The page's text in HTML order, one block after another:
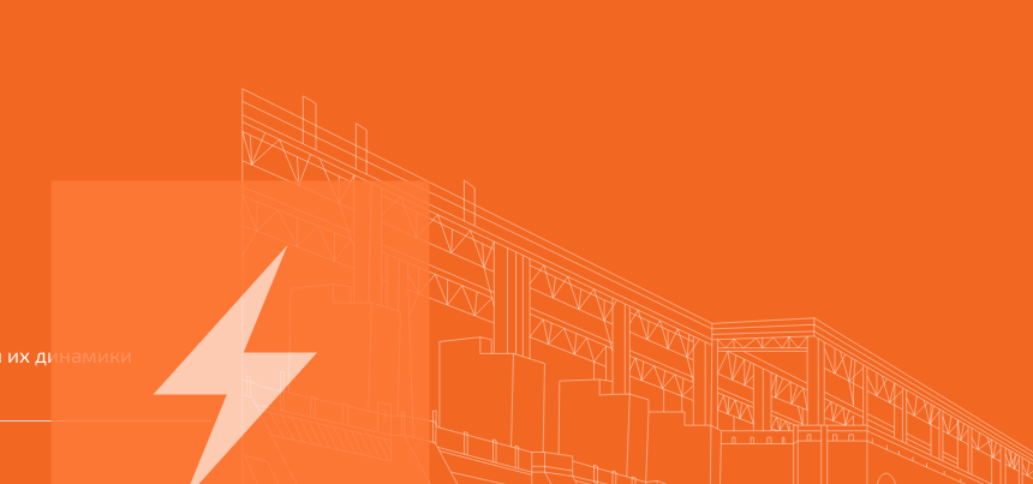
их динамики